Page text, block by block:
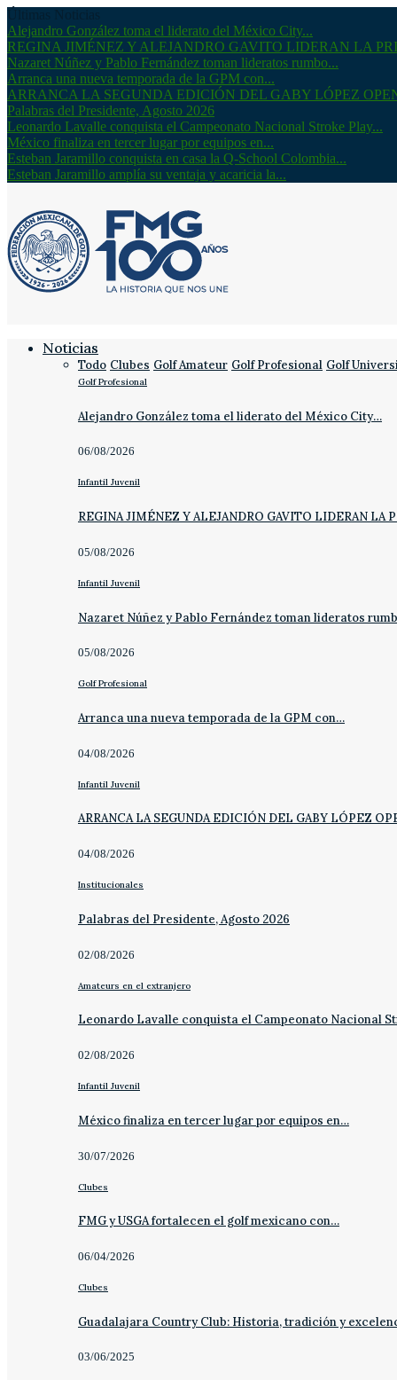
Alejandro González toma el liderato del México City...
REGINA JIMÉNEZ Y ALEJANDRO GAVITO LIDERAN LA
Nazaret Núñez y Pablo Fernández toman lideratos rumbo...
Arranca una nueva temporada de la GPM con...
ARRANCA LA SEGUNDA EDICIÓN DEL GABY LÓPEZ
Palabras del Presidente, Agosto 2026
Leonardo Lavalle conquista el Campeonato Nacional Stroke Play...
México finaliza en tercer lugar por equipos en...
Esteban Jaramillo conquista en casa la Q-School Colombia...
Esteban Jaramillo amplía su ventaja y acaricia la...
Noticias
Todo Clubes Golf Amateur Golf Profesional Golf
Golf Profesional
Alejandro González toma el liderato del México City…
06/08/2026
Infantil Juvenil
REGINA JIMÉNEZ Y ALEJANDRO GAVITO LIDERAN LA
05/08/2026
Infantil Juvenil
Nazaret Núñez y Pablo Fernández toman lideratos
05/08/2026
Golf Profesional
Arranca una nueva temporada de la GPM con…
04/08/2026
Infantil Juvenil
ARRANCA LA SEGUNDA EDICIÓN DEL GABY LÓPEZ
04/08/2026
Institucionales
Palabras del Presidente, Agosto 2026
02/08/2026
Amateurs en el extranjero
Leonardo Lavalle conquista el Campeonato Nacional
02/08/2026
Infantil Juvenil
México finaliza en tercer lugar por equipos en…
30/07/2026
Clubes
FMG y USGA fortalecen el golf mexicano con…
06/04/2026
Clubes
Guadalajara Country Club: Historia, tradición y
03/06/2025